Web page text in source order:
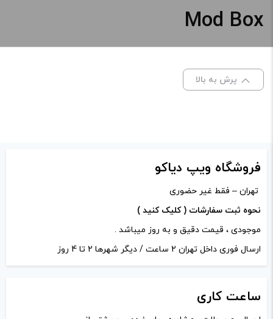
برای فعال شدن سبد خرید و نمایش قیمت ، گزینه های محصول را
افزودن به سبد خرید
Mod Box
پرش به بالا
فروشگاه ویپ دیاکو
تهران – فقط غیر حضوری
نحوه ثبت سفارشات ( کلیک کنید )
موجودی ، قیمت دقیق و به روز میباشد .
ارسال فوری داخل تهران 2 ساعت / دیگر شهرها 2 تا 4 روز
ساعت کاری